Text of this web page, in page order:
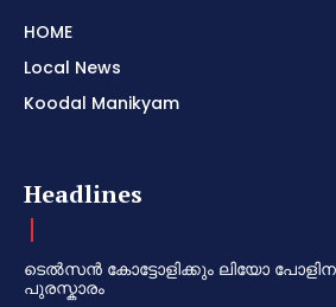
HOME
Local News
Koodal Manikyam
Headlines
ടെൽസൻ കോട്ടോളിക്കും ലിയോ
പുരസ്കാരം